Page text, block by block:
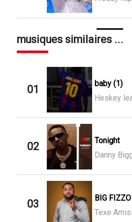
musiques similaires ...
01
baby (1)
Heskey
02
Tonight
Danny
03
BIG
Texe Amisi